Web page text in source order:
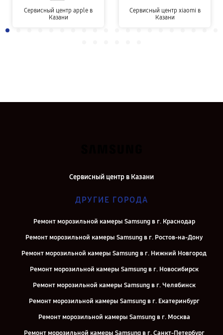
Сервисный центр apple в
Казани
Сервисный центр xiaomi в
Казани
Сервисный центр в Казани
ДРУГИЕ ГОРОДА
Ремонт морозильной камеры Samsung в г. Краснодар
Ремонт морозильной камеры Samsung в г. Ростов-на-Дону
Ремонт морозильной камеры Samsung в г. Нижний Новгород
Ремонт морозильной камеры Samsung в г. Новосибирск
Ремонт морозильной камеры Samsung в г. Челябинск
Ремонт морозильной камеры Samsung в г. Екатеринбург
Ремонт морозильной камеры Samsung в г. Москва
Ремонт морозильной камеры Samsung в г. Санкт-Петербург